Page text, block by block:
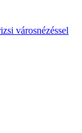
városnézéssel